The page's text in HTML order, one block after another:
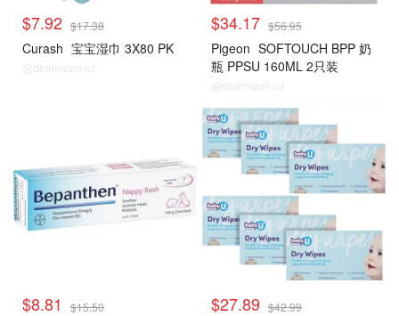
$7.92 $17.38
Curash 宝宝湿巾 3X80 PK
@dealmoon.nz
$34.17 $56.95
Pigeon SOFTOUCH BPP 奶
瓶 PPSU 160ML 2只装
@dealmoon.nz
$8.81 $15.50 $27.89 $42.99